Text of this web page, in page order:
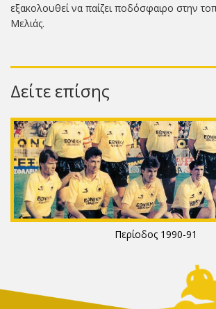
εξακολουθεί να παίζει ποδόσφαιρο στην
Μελιάς.
Δείτε επίσης
Περίοδος 1990-91